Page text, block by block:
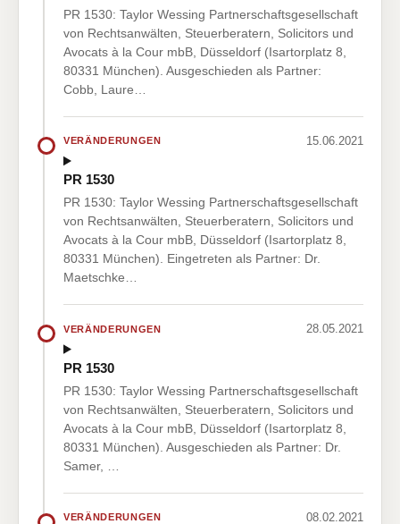
PR 1530: Taylor Wessing Partnerschaftsgesellschaft
von Rechtsanwälten, Steuerberatern, Solicitors und
Avocats à la Cour mbB, Düsseldorf (Isartorplatz 8,
80331 München). Ausgeschieden als Partner:
Cobb, Laure…
VERÄNDERUNGEN 15.06.2021
PR 1530
PR 1530: Taylor Wessing Partnerschaftsgesellschaft
von Rechtsanwälten, Steuerberatern, Solicitors und
Avocats à la Cour mbB, Düsseldorf (Isartorplatz 8,
80331 München). Eingetreten als Partner: Dr.
Maetschke…
VERÄNDERUNGEN 28.05.2021
PR 1530
PR 1530: Taylor Wessing Partnerschaftsgesellschaft
von Rechtsanwälten, Steuerberatern, Solicitors und
Avocats à la Cour mbB, Düsseldorf (Isartorplatz 8,
80331 München). Ausgeschieden als Partner: Dr.
Samer, …
VERÄNDERUNGEN 08.02.2021